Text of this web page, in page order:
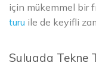
için mükemmel bir
turu ile de keyifli
Suluada Tekne